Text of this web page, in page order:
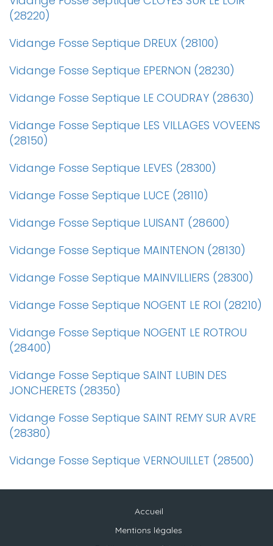
(28220)
Vidange Fosse Septique DREUX (28100)
Vidange Fosse Septique EPERNON (28230)
Vidange Fosse Septique LE COUDRAY (28630)
Vidange Fosse Septique LES VILLAGES VOVEENS
(28150)
Vidange Fosse Septique LEVES (28300)
Vidange Fosse Septique LUCE (28110)
Vidange Fosse Septique LUISANT (28600)
Vidange Fosse Septique MAINTENON (28130)
Vidange Fosse Septique MAINVILLIERS (28300)
Vidange Fosse Septique NOGENT LE ROI (28210)
Vidange Fosse Septique NOGENT LE ROTROU
(28400)
Vidange Fosse Septique SAINT LUBIN DES
JONCHERETS (28350)
Vidange Fosse Septique SAINT REMY SUR AVRE
(28380)
Vidange Fosse Septique VERNOUILLET (28500)
Accueil
Mentions légales